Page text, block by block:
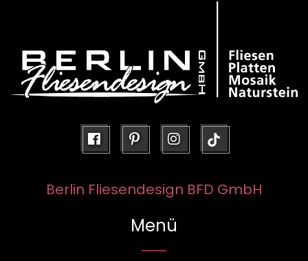
facebookpinterestinstagram
Berlin Fliesendesign BFD GmbH
Menü